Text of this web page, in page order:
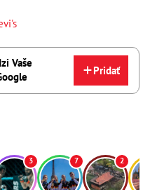
Vaše
Pridať
3 7 2